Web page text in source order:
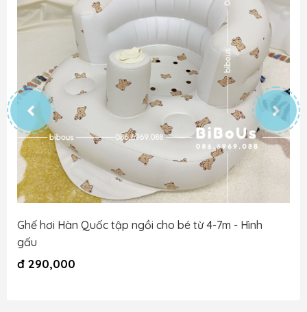
Ghế hơi Hàn Quốc tập ngồi cho bé từ 4-7m - Hình
gấu
đ 290,000